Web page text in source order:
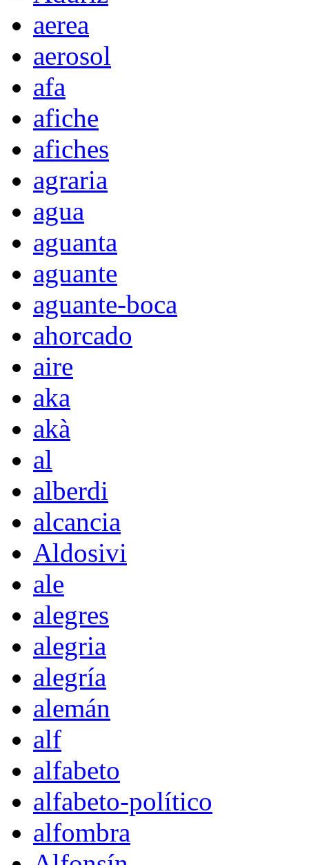
aerea
aerosol
afa
afiche
afiches
agraria
agua
aguanta
aguante
aguante-boca
ahorcado
aire
aka
akà
al
alberdi
alcancia
Aldosivi
ale
alegres
alegria
alegría
alemán
alf
alfabeto
alfabeto-político
alfombra